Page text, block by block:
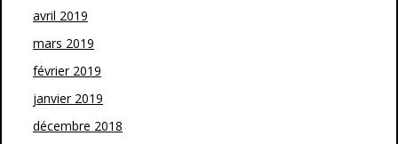
avril 2019
mars 2019
février 2019
janvier 2019
décembre 2018